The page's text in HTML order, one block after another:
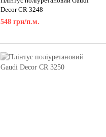
Decor CR 3248
548 грн/п.м.